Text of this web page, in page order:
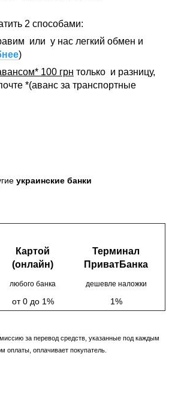
2 способами:
или у нас легкий обмен и
)
100 грн только и разницу,
*(аванс за транспортные
украинские банки
Картой
(онлайн)
Терминал
ПриватБанка
любого банка дешевле наложки
от 0 до 1% 1%
за перевод средств, указанные под каждым
оплаты, оплачивает покупатель.